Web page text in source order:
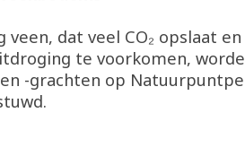
veen, dat veel CO₂ opslaat
te voorkomen,
-grachten op